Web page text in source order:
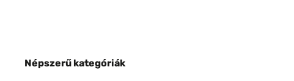
Népszerű kategóriák